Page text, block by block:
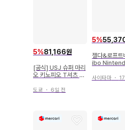
5%81,166원
[공식] USJ 슈퍼 마리
오 키노피오 T셔츠 S
도쿄 ・ 6일 전
5%
젤다&로프
ibo
사이타마・